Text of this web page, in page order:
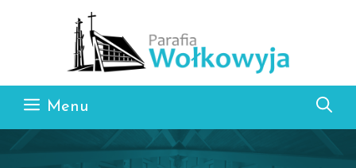
Menu